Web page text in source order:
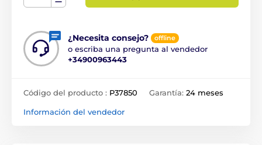
¿Necesita consejo? offline
o escriba una pregunta al vendedor
+34900963443
Código del producto : P37850 Garantía: 24 meses
Información del vendedor